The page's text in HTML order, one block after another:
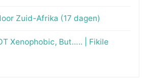
Zuid-Afrika (17 dagen)
Xenophobic, But….. | Fikile